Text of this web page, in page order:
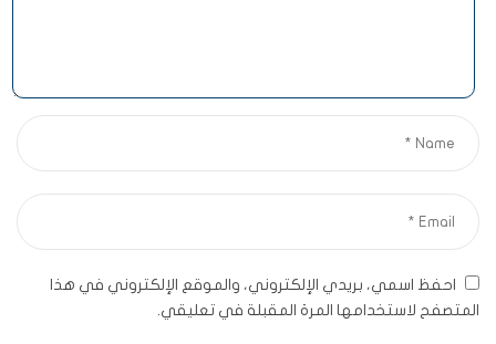
احفظ اسمي، بريدي الإلكتروني، والموقع الإلكتروني في هذا
المتصفح لاستخدامها المرة المقبلة في تعليقي.